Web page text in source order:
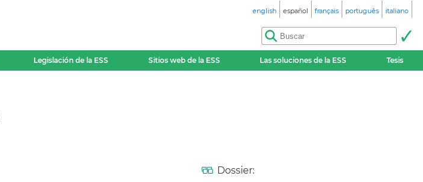
english español français português italiano
Legislación de la ESS Sitios web de la ESS Las soluciones de la ESS Tesis
Dossier: